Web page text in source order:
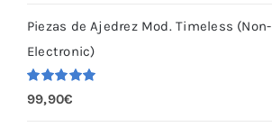
Piezas de Ajedrez Mod. Timeless (Non-
Electronic)
Valorado
con 5.00
99,90€